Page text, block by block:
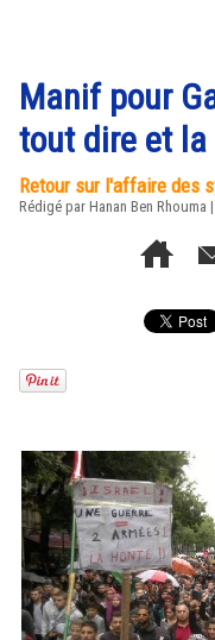
Manif pour
tout dire et la
Retour sur l'affaire des
Rédigé par Hanan Ben Rhouma